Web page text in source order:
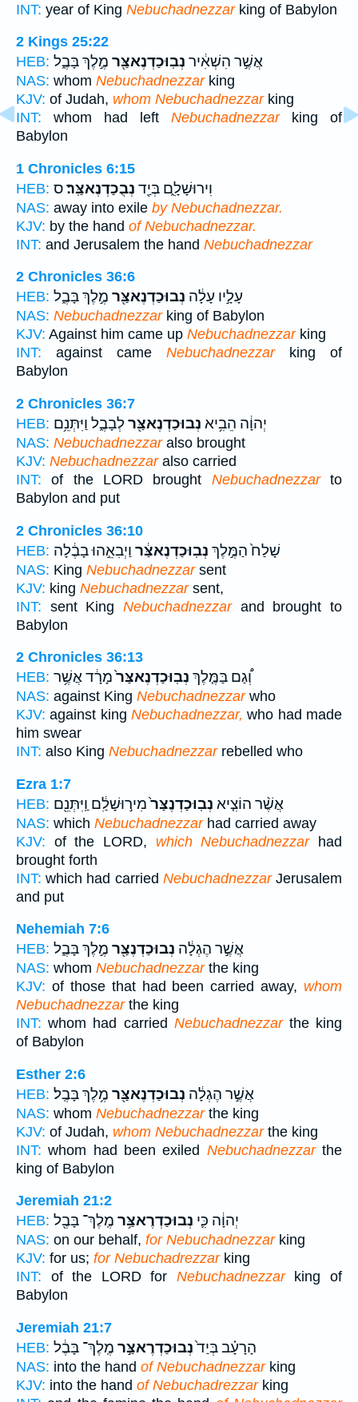
INT: year of King Nebuchadnezzarking of Babylon
2 Kings 25:22
HEB:
אֲשֶׁ֣ר הִשְׁאִ֔יר נְבֽוּכַדְנֶאצַּ֖ר מֶ֣לֶךְ בָּבֶ֑ל
NAS: whom Nebuchadnezzarking
KJV: of Judah, whom Nebuchadnezzarking
INT: whom had left Nebuchadnezzarking of
Babylon
1 Chronicles 6:15
HEB:
וִירוּשָׁלִָ֑ם בְּיַ֖ד נְבֻכַדְנֶאצַּֽר׃ס
NAS: away into exile by Nebuchadnezzar.
KJV: by the hand of Nebuchadnezzar.
INT: and Jerusalem the hand Nebuchadnezzar
2 Chronicles 36:6
HEB:
עָלָ֣יו עָלָ֔ה נְבוּכַדְנֶאצַּ֖ר מֶ֣לֶךְ בָּבֶ֑ל
NAS: Nebuchadnezzarking of Babylon
KJV: Against him came up Nebuchadnezzarking
INT: against came Nebuchadnezzarking of
Babylon
2 Chronicles 36:7
HEB:
יְהוָ֔ה הֵבִ֥יא נְבוּכַדְנֶאצַּ֖רלְבָבֶ֑ל וַיִּתְּנֵ֥ם
NAS: Nebuchadnezzaralso brought
KJV: Nebuchadnezzaralso carried
INT: of the LORD brought Nebuchadnezzarto
Babylon and put
2 Chronicles 36:10
HEB:
שָׁלַח֙ הַמֶּ֣לֶךְ נְבֽוּכַדְנֶאצַּ֔ר וַיְבִאֵ֣הוּ בָבֶ֔לָה
NAS: King Nebuchadnezzarsent
KJV: king Nebuchadnezzarsent,
INT: sent King Nebuchadnezzarand brought to
Babylon
2 Chronicles 36:13
HEB:
וְ֠גַם בַּמֶּ֤לֶךְ נְבֽוּכַדְנֶאצַּר֙מָרָ֔ד אֲשֶׁ֥ר
NAS: against King Nebuchadnezzarwho
KJV: against king Nebuchadnezzar, who had made
him swear
INT: also King Nebuchadnezzarrebelled who
Ezra 1:7
HEB:
אֲשֶׁ֨ר הוֹצִ֤יא נְבֽוּכַדְנֶצַּר֙מִיר֣וּשָׁלִַ֔ם וַֽיִּתְּנֵ֖ם
NAS: which Nebuchadnezzarhad carried away
KJV: of the LORD, which Nebuchadnezzarhad
brought forth
INT: which had carried NebuchadnezzarJerusalem
and put
Nehemiah 7:6
HEB:
אֲשֶׁ֣ר הֶגְלָ֔ה נְבוּכַדְנֶצַּ֖ר מֶ֣לֶךְ בָּבֶ֑ל
NAS: whom Nebuchadnezzarthe king
KJV: of those that had been carried away, whom
Nebuchadnezzarthe king
INT: whom had carried Nebuchadnezzarthe king
of Babylon
Esther 2:6
HEB:
אֲשֶׁ֣ר הֶגְלָ֔ה נְבוּכַדְנֶאצַּ֖ר מֶ֥לֶךְ בָּבֶֽל׃
NAS: whom Nebuchadnezzarthe king
KJV: of Judah, whom Nebuchadnezzarthe king
INT: whom had been exiled Nebuchadnezzarthe
king of Babylon
Jeremiah 21:2
HEB:
יְהוָ֔ה כִּ֛י נְבוּכַדְרֶאצַּ֥ר מֶֽלֶךְ־ בָּבֶ֖ל
NAS: on our behalf, for Nebuchadnezzarking
KJV: for us; for Nebuchadrezzarking
INT: of the LORD for Nebuchadnezzarking of
Babylon
Jeremiah 21:7
HEB:
הָרָעָ֗ב בְּיַד֙נְבוּכַדְרֶאצַּ֣ר מֶֽלֶךְ־ בָּבֶ֔ל
NAS: into the hand of Nebuchadnezzarking
KJV: into the hand of Nebuchadrezzarking